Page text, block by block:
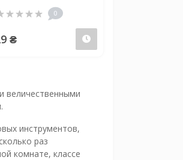
0
₴
величественными
инструментов,
раз
комнате, классе